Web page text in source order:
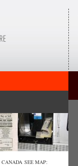
CANADA SEE MAP: